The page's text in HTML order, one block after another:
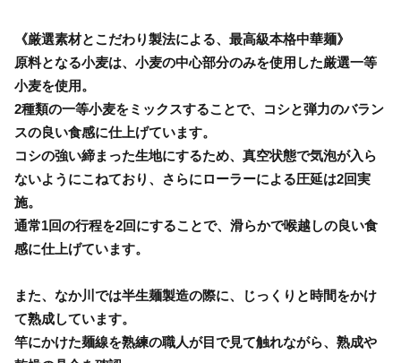
《厳選素材とこだわり製法による、最高級本格中華麺》
原料となる小麦は、小麦の中心部分のみを使用した厳選一等
小麦を使用。
2種類の一等小麦をミックスすることで、コシと弾力のバラン
スの良い食感に仕上げています。
コシの強い締まった生地にするため、真空状態で気泡が入ら
ないようにこねており、さらにローラーによる圧延は2回実
施。
通常1回の行程を2回にすることで、滑らかで喉越しの良い食
感に仕上げています。
また、なか川では半生麺製造の際に、じっくりと時間をかけ
て熟成しています。
竿にかけた麺線を熟練の職人が目で見て触れながら、熟成や